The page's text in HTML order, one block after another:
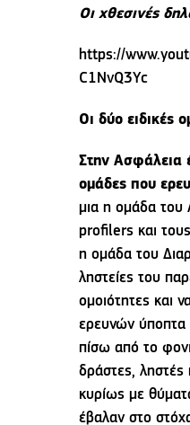
Οι χθεσινές
https://
C1NvQ3Yc
Οι δύο ειδικές
Στην Ασφάλεια
ομάδες που
μια η ομάδα του
profilers και
η ομάδα του
ληστείες του
ομοιότητες και
ερευνών ύποπτα
πίσω από το
δράστες, ληστές
κυρίως με
έβαλαν στο